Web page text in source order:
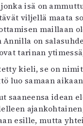
Levyt
Kuvataide
Kirjat
In English
Esitystaide
Arkisto
jonka isä on
viljellä maata
maillaan
on
tarinan
kieli, se on
luo samaan
idean
esille, mutta